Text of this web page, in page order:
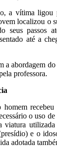
a vítima ligou
localizou o
seus passos
até a
a abordagem
professora.
homem
o uso
viatura
e o
adotada